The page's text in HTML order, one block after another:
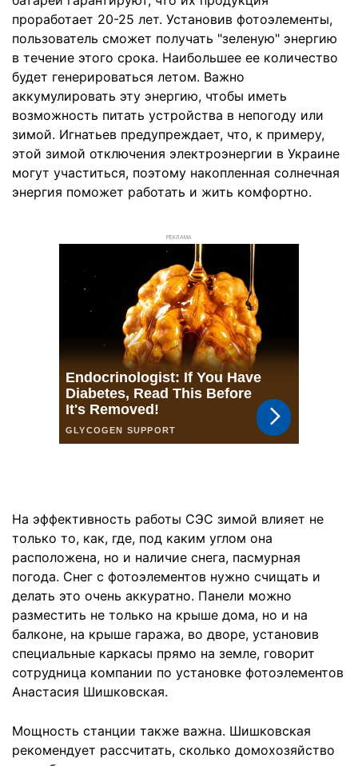
проработает 20-25 лет. Установив фотоэлементы,
пользователь сможет получать "зеленую" энергию
в течение этого срока. Наибольшее ее количество
будет генерироваться летом. Важно
аккумулировать эту энергию, чтобы иметь
возможность питать устройства в непогоду или
зимой. Игнатьев предупреждает, что, к примеру,
этой зимой отключения электроэнергии в Украине
могут участиться, поэтому накопленная солнечная
энергия поможет работать и жить комфортно.
РЕКЛАМА
На эффективность работы СЭС зимой влияет не
только то, как, где, под каким углом она
расположена, но и наличие снега, пасмурная
погода. Снег с фотоэлементов нужно счищать и
делать это очень аккуратно. Панели можно
разместить не только на крыше дома, но и на
балконе, на крыше гаража, во дворе, установив
специальные каркасы прямо на земле, говорит
сотрудница компании по установке фотоэлементов
Анастасия Шишковская.
Мощность станции также важна. Шишковская
рекомендует рассчитать, сколько домохозяйство